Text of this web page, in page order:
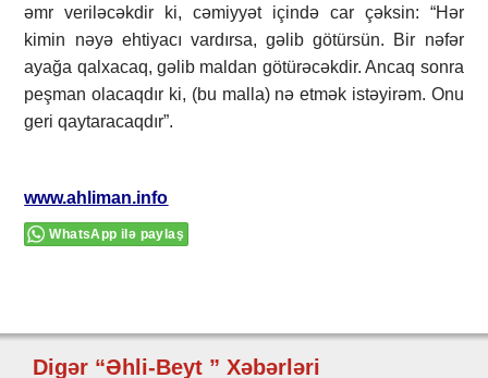
əmr veriləcəkdir ki, cəmiyyət içində car çəksin: “Hər
kimin nəyə ehtiyacı vardırsa, gəlib götürsün. Bir nəfər
ayağa qalxacaq, gəlib maldan götürəcəkdir. Ancaq sonra
peşman olacaqdır ki, (bu malla) nə etmək istəyirəm. Onu
geri qaytaracaqdır”.
www.ahliman.info
WhatsApp ilə paylaş
Digər “Əhli-Beyt ” Xəbərləri